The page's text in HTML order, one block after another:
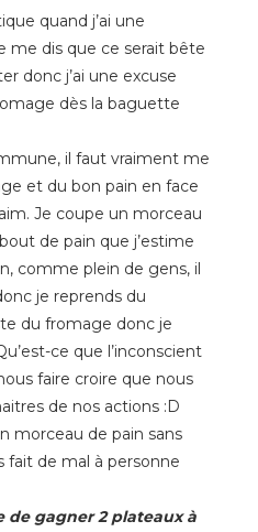
quand j’ai une
me dis que ce serait bête
donc j’ai une excuse
dès la baguette
il faut vraiment me
et du bon pain en face
Je coupe un morceau
de pain que j’estime
comme plein de gens, il
je reprends du
du fromage donc je
ce que l’inconscient
faire croire que nous
de nos actions :D
morceau de pain sans
fait de mal à personne
de gagner 2 plateaux à